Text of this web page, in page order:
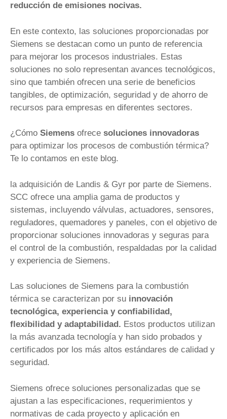
reducción de emisiones nocivas.
En este contexto, las soluciones proporcionadas por
Siemens se destacan como un punto de referencia
para mejorar los procesos industriales. Estas
soluciones no solo representan avances tecnológicos,
sino que también ofrecen una serie de beneficios
tangibles, de optimización, seguridad y de ahorro de
recursos para empresas en diferentes sectores.
¿Cómo Siemens ofrece soluciones innovadoras
para optimizar los procesos de combustión térmica?
Te lo contamos en este blog.
la adquisición de Landis & Gyr por parte de Siemens.
SCC ofrece una amplia gama de productos y
sistemas, incluyendo válvulas, actuadores, sensores,
reguladores, quemadores y paneles, con el objetivo de
proporcionar soluciones innovadoras y seguras para
el control de la combustión, respaldadas por la calidad
y experiencia de Siemens.
Las soluciones de Siemens para la combustión
térmica se caracterizan por su innovación
tecnológica, experiencia y confiabilidad,
flexibilidad y adaptabilidad. Estos productos utilizan
la más avanzada tecnología y han sido probados y
certificados por los más altos estándares de calidad y
seguridad.
Siemens ofrece soluciones personalizadas que se
ajustan a las especificaciones, requerimientos y
normativas de cada proyecto y aplicación en